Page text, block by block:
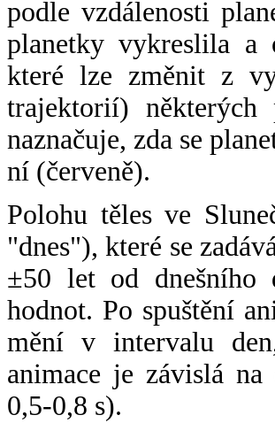
podle vzdálenosti
planetky vykreslila a
které lze změnit z
trajektorií) některých
naznačuje, zda se
ní (červeně).
Polohu těles ve
"dnes"), které se
±50 let od dnešního
hodnot. Po spuštění
mění v intervalu
animace je závislá
0,5-0,8 s).